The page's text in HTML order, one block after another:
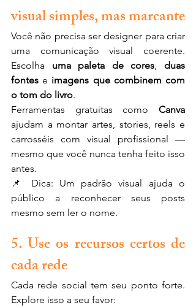
visual simples, mas marcante
Você não precisa ser designer para criar
uma comunicação visual coerente.
Escolha uma paleta de cores, duas
fontes e imagens que combinem com
o tom do livro.
Ferramentas gratuitas como Canva
ajudam a montar artes, stories, reels e
carrosséis com visual profissional —
mesmo que você nunca tenha feito isso
antes.
📌 Dica: Um padrão visual ajuda o
público a reconhecer seus posts
mesmo sem ler o nome.
5. Use os recursos certos de
cada rede
Cada rede social tem seu ponto forte.
Explore isso a seu favor: